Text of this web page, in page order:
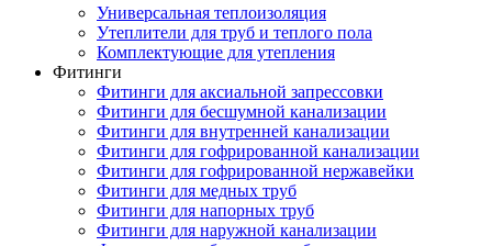
Универсальная теплоизоляция
Утеплители для труб и теплого пола
Комплектующие для утепления
Фитинги
Фитинги для аксиальной запрессовки
Фитинги для бесшумной канализации
Фитинги для внутренней канализации
Фитинги для гофрированной канализации
Фитинги для гофрированной нержавейки
Фитинги для медных труб
Фитинги для напорных труб
Фитинги для наружной канализации